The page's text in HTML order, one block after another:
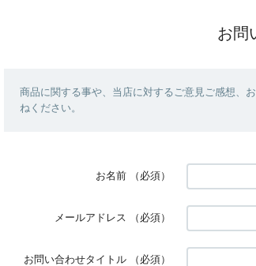
お問
商品に関する事や、当店に対するご意見ご感想、
ねください。
お名前 （必須）
メールアドレス （必須）
お問い合わせタイトル （必須）